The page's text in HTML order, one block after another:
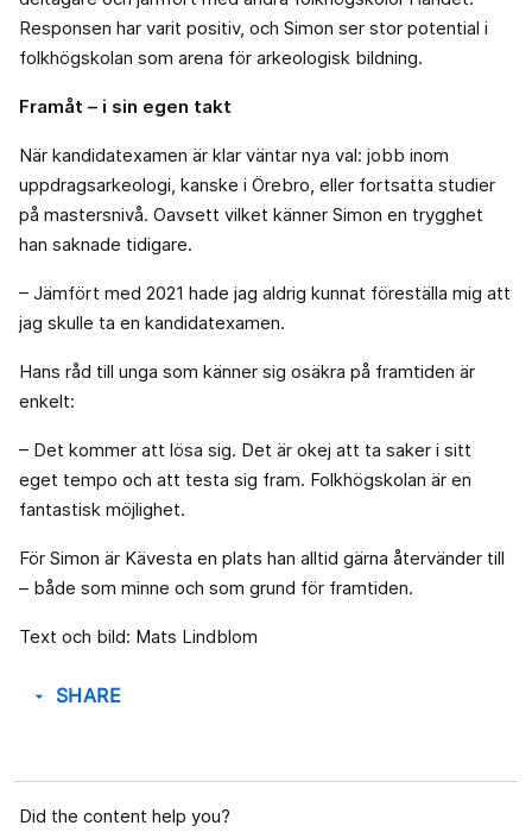
Responsen har varit positiv, och Simon ser stor potential i
folkhögskolan som arena för arkeologisk bildning.
Framåt – i sin egen takt
När kandidatexamen är klar väntar nya val: jobb inom
uppdragsarkeologi, kanske i Örebro, eller fortsatta studier
på mastersnivå. Oavsett vilket känner Simon en trygghet
han saknade tidigare.
– Jämfört med 2021 hade jag aldrig kunnat föreställa mig att
jag skulle ta en kandidatexamen.
Hans råd till unga som känner sig osäkra på framtiden är
enkelt:
– Det kommer att lösa sig. Det är okej att ta saker i sitt
eget tempo och att testa sig fram. Folkhögskolan är en
fantastisk möjlighet.
För Simon är Kävesta en plats han alltid gärna återvänder till
– både som minne och som grund för framtiden.
Text och bild: Mats Lindblom
arrow_drop_down SHARE
Did the content help you?